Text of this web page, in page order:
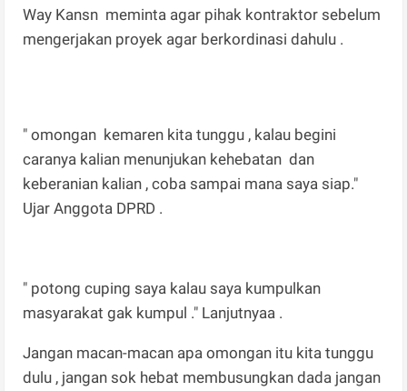
Way Kansn meminta agar pihak kontraktor sebelum
mengerjakan proyek agar berkordinasi dahulu .
" omongan kemaren kita tunggu , kalau begini
caranya kalian menunjukan kehebatan dan
keberanian kalian , coba sampai mana saya siap."
Ujar Anggota DPRD .
" potong cuping saya kalau saya kumpulkan
masyarakat gak kumpul ." Lanjutnyaa .
Jangan macan-macan apa omongan itu kita tunggu
dulu , jangan sok hebat membusungkan dada jangan